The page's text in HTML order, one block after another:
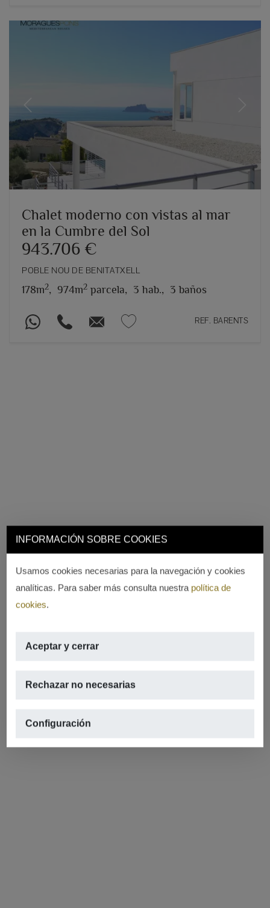
INFORMACIÓN SOBRE COOKIES
Usamos cookies necesarias para la navegación y cookies
analíticas. Para saber más consulta nuestra política de
cookies.
Aceptar y cerrar
Rechazar no necesarias
Configuración
Previous
Chalet moderno con vistas al mar
en la Cumbre del Sol
943.706 €
POBLE NOU DE BENITATXELL
178m2, 974m2 parcela, 3 hab., 3 baños
REF. BARENTS